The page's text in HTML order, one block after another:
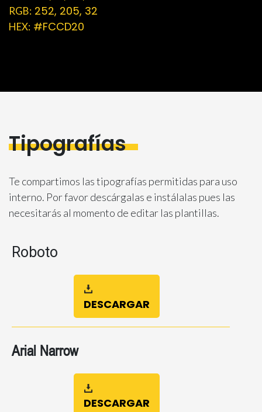
RGB: 252, 205, 32
HEX: #FCCD20
Tipografías
Te compartimos las tipografías permitidas para uso
interno. Por favor descárgalas e instálalas pues las
necesitarás al momento de editar las plantillas.
Roboto
DESCARGAR
Arial Narrow
DESCARGAR